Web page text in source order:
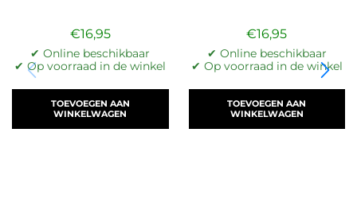
€16,95
✔ Online beschikbaar
✔ Op voorraad in de winkel
TOEVOEGEN AAN
WINKELWAGEN
€16,95
✔ Online beschikbaar
✔ Op voorraad in de winkel
TOEVOEGEN AAN
WINKELWAGEN